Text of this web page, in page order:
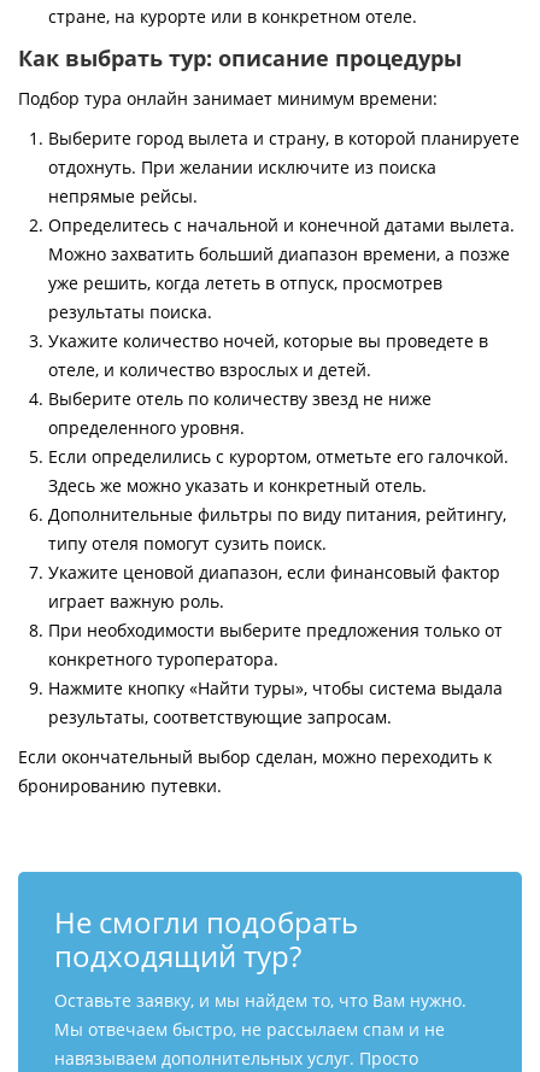
стране, на курорте или в конкретном отеле.
Как выбрать тур: описание процедуры
Подбор тура онлайн занимает минимум времени:
Выберите город вылета и страну, в которой планируете
отдохнуть. При желании исключите из поиска
непрямые рейсы.
Определитесь с начальной и конечной датами вылета.
Можно захватить больший диапазон времени, а позже
уже решить, когда лететь в отпуск, просмотрев
результаты поиска.
Укажите количество ночей, которые вы проведете в
отеле, и количество взрослых и детей.
Выберите отель по количеству звезд не ниже
определенного уровня.
Если определились с курортом, отметьте его галочкой.
Здесь же можно указать и конкретный отель.
Дополнительные фильтры по виду питания, рейтингу,
типу отеля помогут сузить поиск.
Укажите ценовой диапазон, если финансовый фактор
играет важную роль.
При необходимости выберите предложения только от
конкретного туроператора.
Нажмите кнопку «Найти туры», чтобы система выдала
результаты, соответствующие запросам.
Если окончательный выбор сделан, можно переходить к
бронированию путевки.
Не смогли подобрать
подходящий тур?
Оставьте заявку, и мы найдем то, что Вам нужно.
Мы отвечаем быстро, не рассылаем спам и не
навязываем дополнительных услуг. Просто